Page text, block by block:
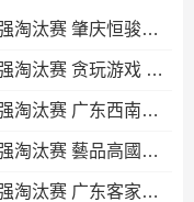
08月04日 佛山西甲足球联赛32强淘汰赛 肇庆恒骏成 VS 三七互娱 全场录像
08月04日 佛山西甲足球联赛32强淘汰赛 贪玩游戏 VS 美的薪火 全场录像
08月04日 佛山西甲足球联赛32强淘汰赛 广东西南建设 VS 香港圣徒 全场录像
08月04日 佛山西甲足球联赛32强淘汰赛 藝品高國際 VS 湛江狂狼·粵辉能源 全场录像
08月03日 佛山西甲足球联赛32强淘汰赛 广东客家青年 VS 广州英华思力U17 全场录像